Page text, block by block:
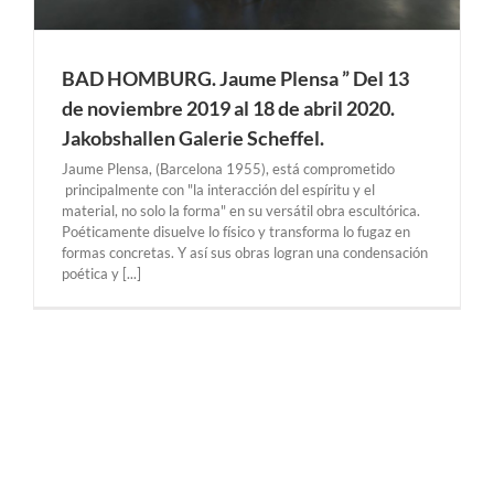
BAD HOMBURG. Jaume Plensa ” Del 13
de noviembre 2019 al 18 de abril 2020.
Jakobshallen Galerie Scheffel.
Jaume Plensa, (Barcelona 1955), está comprometido
principalmente con "la interacción del espíritu y el
material, no solo la forma" en su versátil obra escultórica.
Poéticamente disuelve lo físico y transforma lo fugaz en
formas concretas. Y así sus obras logran una condensación
poética y [...]